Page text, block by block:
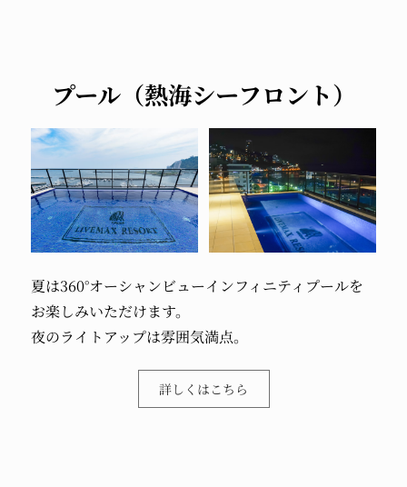
プール（熱海シーフロント）
夏は360°オーシャンビューインフィニティプールを
お楽しみいただけます。
夜のライトアップは雰囲気満点。
詳しくはこちら